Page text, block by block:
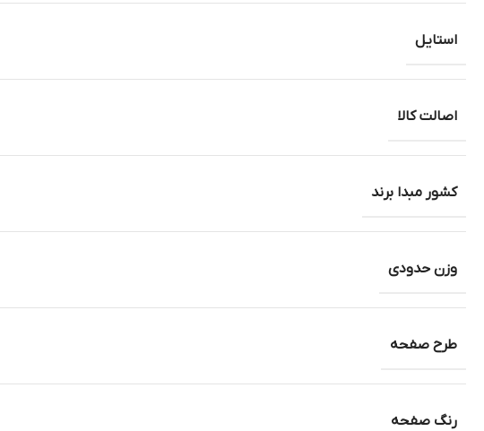
استایل
اصالت کالا
کشور مبدا برند
وزن حدودی
طرح صفحه
رنگ صفحه